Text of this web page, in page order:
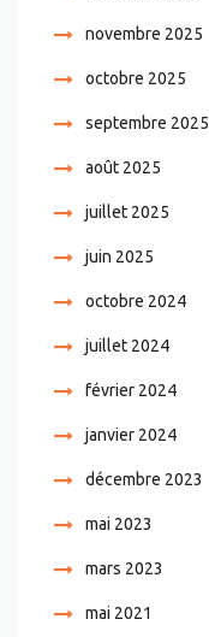
novembre 2025
octobre 2025
septembre 2025
août 2025
juillet 2025
juin 2025
octobre 2024
juillet 2024
février 2024
janvier 2024
décembre 2023
mai 2023
mars 2023
mai 2021